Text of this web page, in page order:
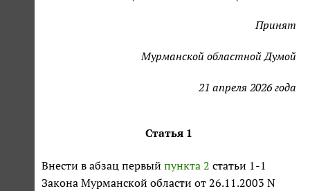
Принят
Мурманской областной Думой
21 апреля 2026 года
Статья 1
Внести в абзац первый пункта 2 статьи 1-1
Закона Мурманской области от 26.11.2003 N